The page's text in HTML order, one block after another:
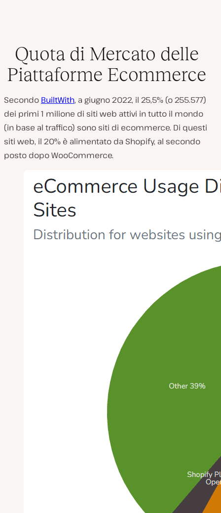
Quota di Mercato delle
Piattaforme Ecommerce
Secondo BuiltWith, a giugno 2022, il 25,5% (o 255.577)
dei primi 1 milione di siti web attivi in tutto il mondo
(in base al traffico) sono siti di ecommerce. Di questi
siti web, il 20% è alimentato da Shopify, al secondo
posto dopo WooCommerce.